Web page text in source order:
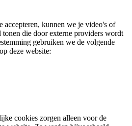
accepteren, kunnen we je video's of
tonen die door externe providers wordt
gebruiken we de volgende
deze website:
cookies zorgen alleen voor de